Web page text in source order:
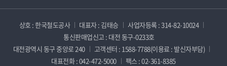
상호 : 한국철도공사 대표자 : 김태승
사업자등록 : 314-82-10024
통신판매업신고 : 대전 동구-0233호
대전광역시 동구 중앙로 240
고객센터 : 1588-7788(이용료 : 발신자부담)
대표전화 : 042-472-5000
팩스 : 02-361-8385